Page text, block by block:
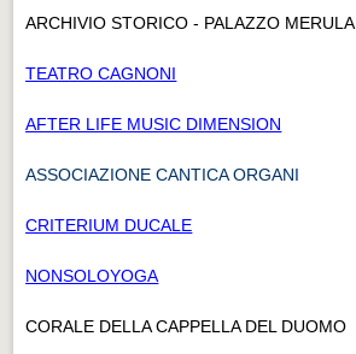
ARCHIVIO STORICO - PALAZZO MERULA
TEATRO CAGNONI
AFTER LIFE MUSIC DIMENSION
ASSOCIAZIONE CANTICA ORGANI
CRITERIUM DUCALE
NONSOLOYOGA
CORALE DELLA CAPPELLA DEL DUOMO